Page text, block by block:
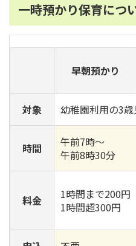
一時預かり保育につ
早朝預かり
対象 幼稚園利用の3
時間
午前7時～
午前8時30分
料金
1時間まで200円
1時間超300円